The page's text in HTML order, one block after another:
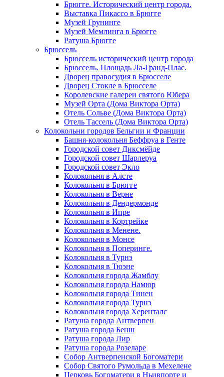
Брюгге. Исторический центр города.
Выставка Пикассо в Брюгге
Музей Грунинге
Музей Мемлинга в Брюгге
Ратуша Брюгге
Брюссель
Брюссель исторический центр города
Брюссель. Площадь Ла-Гранд-Плас.
Дворец правосудия в Брюсселе
Дворец Стокле в Брюсселе
Королевские галереи святого Юбера
Музей Орта (Дома Виктора Орта)
Отель Сольве (Дома Виктора Орта)
Отель Тассель (Дома Виктора Орта)
Колокольни городов Бельгии и Франции
Башня-колокольня Беффруа в Генте
Городской совет Диксмёйде
Городской совет Шарлеруа
Городской совет Экло
Колокольня в Алсте
Колокольня в Брюгге
Колокольня в Верне
Колокольня в Дендермонде
Колокольня в Ипре
Колокольня в Кортрейке
Колокольня в Менене.
Колокольня в Монсе
Колокольня в Поперинге.
Колокольня в Турнэ
Колокольня в Тюэне
Колокольня города Жамблу
Колокольня города Намюр
Колокольня города Тинен
Колокольня города Турнэ
Колокольня города Херенталс
Ратуша города Антверпен
Ратуша города Бенш
Ратуша города Лир
Ратуша города Розеларе
Собор Антверпенской Богоматери
Собор Святого Румольда в Мехелене
Церковь Богоматери в Ньивпорте и